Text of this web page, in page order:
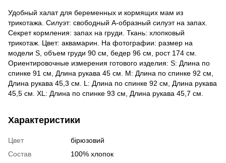
Удобный халат для беременных и кормящих мам из
трикотажа. Силуэт: свободный А-образный силуэт на запах.
Секрет кормления: запах на груди. Ткань: хлопковый
трикотаж. Цвет: аквамарин. На фотографии: размер на
модели S, объем груди 90 см, бедер 96 см, рост 174 см.
Ориентировочные измерения готового изделия: S: Длина по
спинке 91 см, Длина рукава 45 см. M: Длина по спинке 92 см,
Длина рукава 45,3 см. L: Длина по спинке 92 см, Длина рукава
45,5 см. ХL: Длина по спинке 93 см, Длина рукава 45,7 см.
Характеристики
Цвет
бірюзовий
Состав
100% хлопок